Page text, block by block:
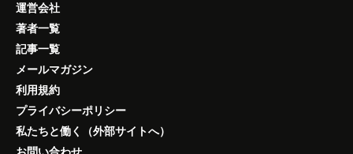
運営会社
著者一覧
記事一覧
メールマガジン
利用規約
プライバシーポリシー
私たちと働く（外部サイトへ）
お問い合わせ